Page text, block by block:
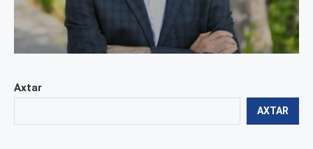
Axtar
AXTAR